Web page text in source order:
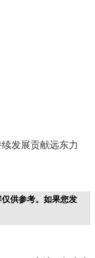
发展贡献远东力
供参考。如果您发